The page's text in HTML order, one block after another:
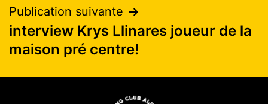
Publication suivante
interview Krys Llinares joueur de la
maison pré centre!